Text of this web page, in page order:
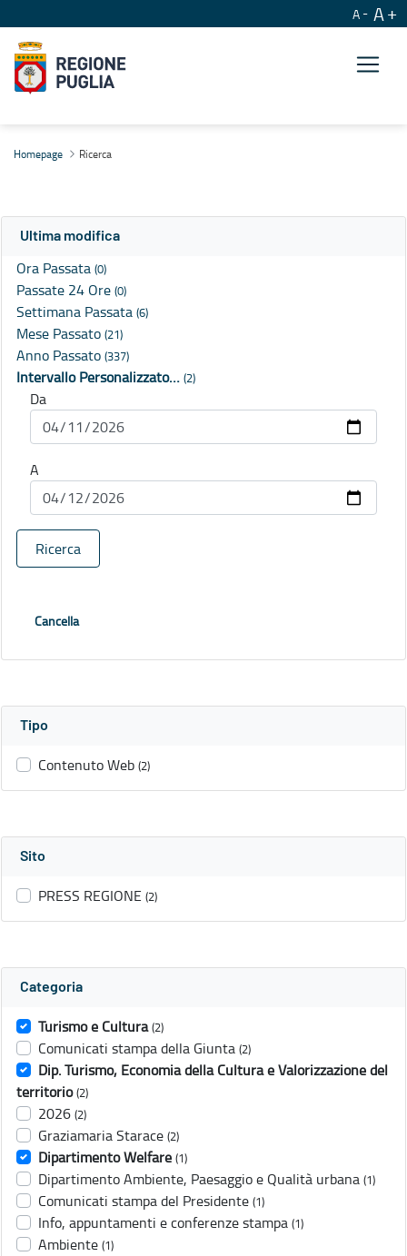
A A
Homepage Ricerca
Ultima modifica
Ora Passata (0)
Passate 24 Ore (0)
Settimana Passata (6)
Mese Passato (21)
Anno Passato (337)
Intervallo Personalizzato… (2)
Da
A
Ricerca
Cancella
Tipo
Contenuto Web (2)
Sito
PRESS REGIONE (2)
Categoria
Turismo e Cultura (2)
Comunicati stampa della Giunta (2)
Dip. Turismo, Economia della Cultura e Valorizzazione del
territorio (2)
2026 (2)
Graziamaria Starace (2)
Dipartimento Welfare (1)
Dipartimento Ambiente, Paesaggio e Qualità urbana (1)
Comunicati stampa del Presidente (1)
Info, appuntamenti e conferenze stampa (1)
Ambiente (1)